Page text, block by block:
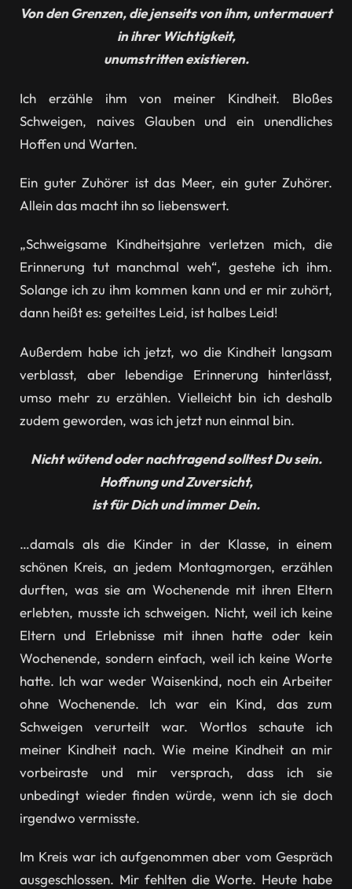
Von den Grenzen, die jenseits von ihm, untermauert
in ihrer Wichtigkeit,
unumstritten existieren.
Ich erzähle ihm von meiner Kindheit. Bloßes
Schweigen, naives Glauben und ein unendliches
Hoffen und Warten.
Ein guter Zuhörer ist das Meer, ein guter Zuhörer.
Allein das macht ihn so liebenswert.
„Schweigsame Kindheitsjahre verletzen mich, die
Erinnerung tut manchmal weh“, gestehe ich ihm.
Solange ich zu ihm kommen kann und er mir zuhört,
dann heißt es: geteiltes Leid, ist halbes Leid!
Außerdem habe ich jetzt, wo die Kindheit langsam
verblasst, aber lebendige Erinnerung hinterlässt,
umso mehr zu erzählen. Vielleicht bin ich deshalb
zudem geworden, was ich jetzt nun einmal bin.
Nicht wütend oder nachtragend solltest Du sein.
Hoffnung und Zuversicht,
ist für Dich und immer Dein.
…damals als die Kinder in der Klasse, in einem
schönen Kreis, an jedem Montagmorgen, erzählen
durften, was sie am Wochenende mit ihren Eltern
erlebten, musste ich schweigen. Nicht, weil ich keine
Eltern und Erlebnisse mit ihnen hatte oder kein
Wochenende, sondern einfach, weil ich keine Worte
hatte. Ich war weder Waisenkind, noch ein Arbeiter
ohne Wochenende. Ich war ein Kind, das zum
Schweigen verurteilt war. Wortlos schaute ich
meiner Kindheit nach. Wie meine Kindheit an mir
vorbeiraste und mir versprach, dass ich sie
unbedingt wieder finden würde, wenn ich sie doch
irgendwo vermisste.
Im Kreis war ich aufgenommen aber vom Gespräch
ausgeschlossen. Mir fehlten die Worte. Heute habe